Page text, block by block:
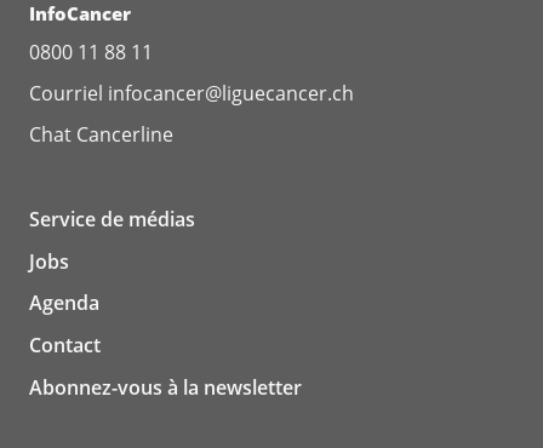
Prof. Dr. Maria Katapodi
Universität Basel
Departement Klinische Forschung
Spitalstrasse 8/12
4031 Basel
Prof. Dr. med. Daniel Rudolf Zwahlen
Kantonsspital Winterthur
Department of Radiation Oncology
Brauerstrasse 15
Prof. Dr. Elisa Oricchio
InfoCancer
0800 11 88 11
Courriel infocancer@liguecancer.ch
Chat Cancerline
Service de médias
Jobs
Agenda
Contact
Abonnez-vous à la newsletter